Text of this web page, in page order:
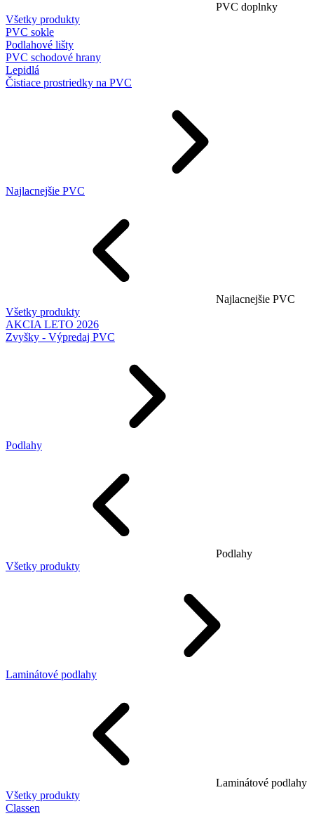
PVC doplnky
Všetky produkty
PVC sokle
Podlahové lišty
PVC schodové hrany
Lepidlá
Čistiace prostriedky na PVC
Najlacnejšie PVC
Najlacnejšie PVC
Všetky produkty
AKCIA LETO 2026
Zvyšky - Výpredaj PVC
Podlahy
Podlahy
Všetky produkty
Laminátové podlahy
Laminátové podlahy
Všetky produkty
Classen